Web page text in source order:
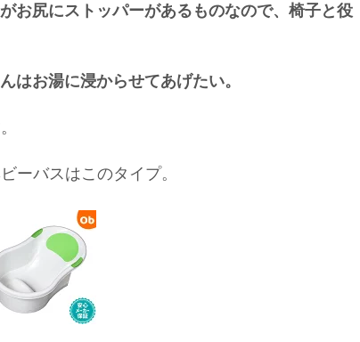
お尻にストッパーがあるものなので、椅子と役
はお湯に浸からせてあげたい。
ーバスはこのタイプ。